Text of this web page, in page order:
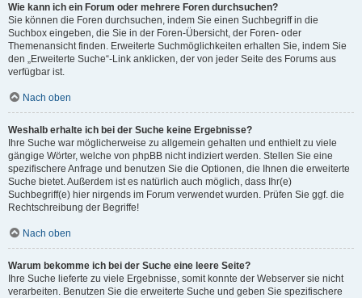
Wie kann ich ein Forum oder mehrere Foren durchsuchen?
Sie können die Foren durchsuchen, indem Sie einen Suchbegriff in die
Suchbox eingeben, die Sie in der Foren-Übersicht, der Foren- oder
Themenansicht finden. Erweiterte Suchmöglichkeiten erhalten Sie, indem Sie
den „Erweiterte Suche“-Link anklicken, der von jeder Seite des Forums aus
verfügbar ist.
Nach oben
Weshalb erhalte ich bei der Suche keine Ergebnisse?
Ihre Suche war möglicherweise zu allgemein gehalten und enthielt zu viele
gängige Wörter, welche von phpBB nicht indiziert werden. Stellen Sie eine
spezifischere Anfrage und benutzen Sie die Optionen, die Ihnen die erweiterte
Suche bietet. Außerdem ist es natürlich auch möglich, dass Ihr(e)
Suchbegriff(e) hier nirgends im Forum verwendet wurden. Prüfen Sie ggf. die
Rechtschreibung der Begriffe!
Nach oben
Warum bekomme ich bei der Suche eine leere Seite?
Ihre Suche lieferte zu viele Ergebnisse, somit konnte der Webserver sie nicht
verarbeiten. Benutzen Sie die erweiterte Suche und geben Sie spezifischere